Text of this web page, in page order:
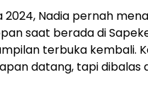
Nadia pernah
saat berada di
terbuka kembali.
datang, tapi dibalas